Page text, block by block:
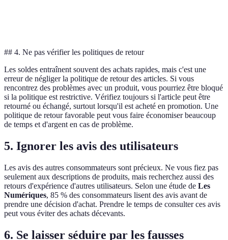
## 4. Ne pas vérifier les politiques de retour
Les soldes entraînent souvent des achats rapides, mais c'est une
erreur de négliger la politique de retour des articles. Si vous
rencontrez des problèmes avec un produit, vous pourriez être bloqué
si la politique est restrictive. Vérifiez toujours si l'article peut être
retourné ou échangé, surtout lorsqu'il est acheté en promotion. Une
politique de retour favorable peut vous faire économiser beaucoup
de temps et d'argent en cas de problème.
5. Ignorer les avis des utilisateurs
Les avis des autres consommateurs sont précieux. Ne vous fiez pas
seulement aux descriptions de produits, mais recherchez aussi des
retours d'expérience d'autres utilisateurs. Selon une étude de Les
Numériques, 85 % des consommateurs lisent des avis avant de
prendre une décision d'achat. Prendre le temps de consulter ces avis
peut vous éviter des achats décevants.
6. Se laisser séduire par les fausses